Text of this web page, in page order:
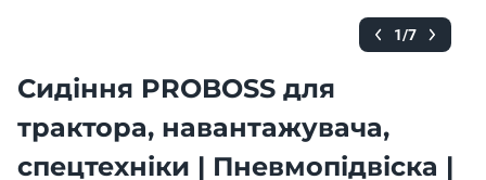
1/7
Сидіння PROBOSS для
трактора, навантажувача,
спецтехніки | Пневмопідвіска |